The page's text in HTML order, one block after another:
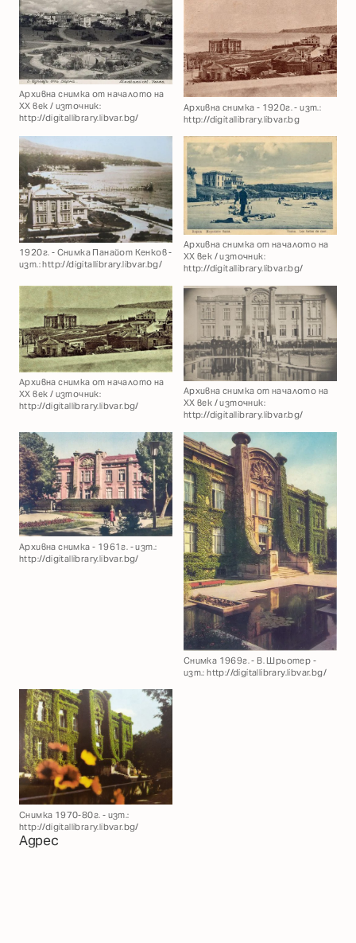
Архивна снимка от началото на
XX век / източник:
http://digitallibrary.libvar.bg/
Архивна снимка - 1920г. - изт.:
http://digitallibrary.libvar.bg
1920г. - Снимка Панайот Кенков -
изт.: http://digitallibrary.libvar.bg/
Архивна снимка от началото на
XX век / източник:
http://digitallibrary.libvar.bg/
Архивна снимка от началото на
XX век / източник:
http://digitallibrary.libvar.bg/
Архивна снимка от началото на
XX век / източник:
http://digitallibrary.libvar.bg/
Архивна снимка - 1961г. - изт.:
http://digitallibrary.libvar.bg/
Снимка 1969г. - В. Шрьотер -
изт.: http://digitallibrary.libvar.bg/
Снимка 1970-80г. - изт.:
http://digitallibrary.libvar.bg/
Адрес